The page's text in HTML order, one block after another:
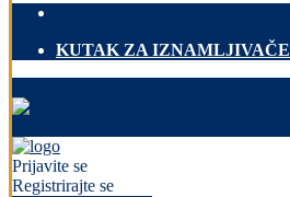
KUTAK ZA IZNAMLJIVAČE
Prijavite se
Registrirajte se